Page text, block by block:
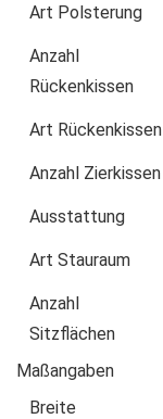
Art Polsterung
Anzahl
Rückenkissen
Art Rückenkissen
Anzahl Zierkissen
Ausstattung
Art Stauraum
Anzahl
Sitzflächen
Maßangaben
Breite